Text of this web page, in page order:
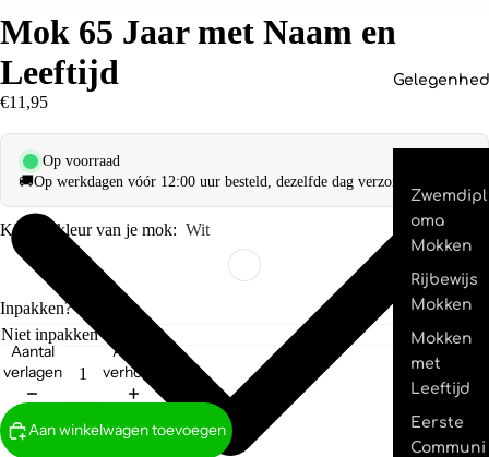
Zwemdipl
oma
Mokken
Rijbewijs
Mokken
Mokken
met
Leeftijd
Eerste
Communi
Mok 65 Jaar met Naam en
Leeftijd
€11,95
Op voorraad
🚚Op werkdagen vóór 12:00 uur besteld, dezelfde dag verzonden.
Kies de kleur van je mok: Wit
Inpakken?
Aantal
verlagen
Aantal
verhogen
Aan winkelwagen toevoegen